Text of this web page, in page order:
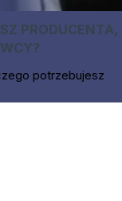
PRODUCENTA,
potrzebujesz